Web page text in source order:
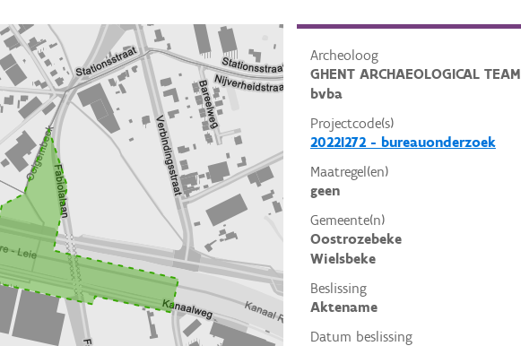
Archeoloog
GHENT ARCHAEOLOGICAL TEAM
bvba
Projectcode(s)
2022I272 - bureauonderzoek
Maatregel(en)
geen
Gemeente(n)
Oostrozebeke
Wielsbeke
Beslissing
Aktename
Datum beslissing